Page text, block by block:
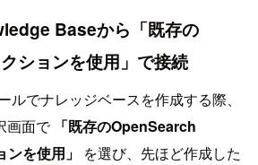
Baseから「既存の
ションを使用」で接続
ルでナレッジベースを作成する際、
画面で 「既存のOpenSearch
を使用」
を選び、先ほど作成した